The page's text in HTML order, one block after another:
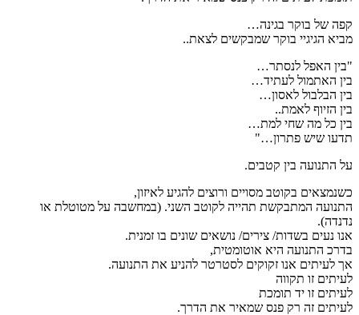
קפה של בוקר בגינה…
מביא הגיגיי בוקר שמבקשים לצאת..
"בין האפל לנסתר…
בין האתמול לעתיד…
בין הבלבול לאסון…
בין הזיוף לאמת..
בין כל מה שחי למת…
תדעו שיש פתרון…"
על התנועה בין קטבים.
כשנמצאים בקוטב מסויים ורוצים להגיע לאיזון,
התנועה המתבקשת תהייה לקוטב השני. (במחשבה על מטוטלת או
נדנדה).
אנו נעים בשדות/ צירים/ נושאים שונים בו זמנית.
בדרכ התנועה היא אוטומטית,
אך לעיתים אנו זקוקים לסטרטר להניע את התנועה.
לעיתים זו תקווה
לעיתים זו יד תומכת
לעיתים זה רק פנס שמאיר את הדרך.